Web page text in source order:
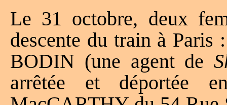
Le 31 octobre, deux
descente du train à
BODIN (une agent de
arrêtée et déportée